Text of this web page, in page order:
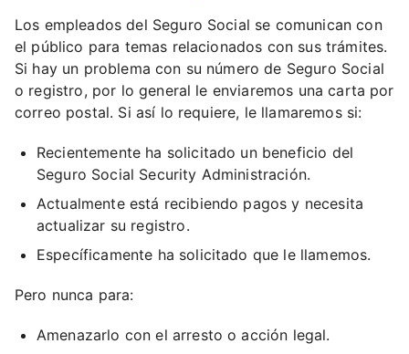
Los empleados del Seguro Social se comunican con
el público para temas relacionados con sus trámites.
Si hay un problema con su número de Seguro Social
o registro, por lo general le enviaremos una carta por
correo postal. Si así lo requiere, le llamaremos si:
Recientemente ha solicitado un beneficio del
Seguro Social Security Administración.
Actualmente está recibiendo pagos y necesita
actualizar su registro.
Específicamente ha solicitado que le llamemos.
Pero nunca para:
Amenazarlo con el arresto o acción legal.